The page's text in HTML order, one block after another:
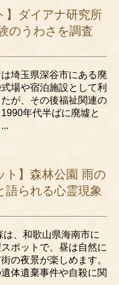
】ダイアナ研究所
のうわさを調査
埼玉県深谷市にある廃
場や宿泊施設として利
が、その後福祉関連の
年代半ばに廃墟と
ト】森林公園 雨の
語られる心霊現象
は、和歌山県海南市に
ポットで、昼は自然に
の夜景が楽しめます。
体遺棄事件や自殺に関